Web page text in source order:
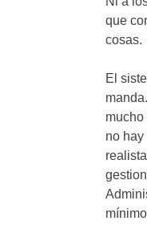
que
cosas.
El
mucho
no